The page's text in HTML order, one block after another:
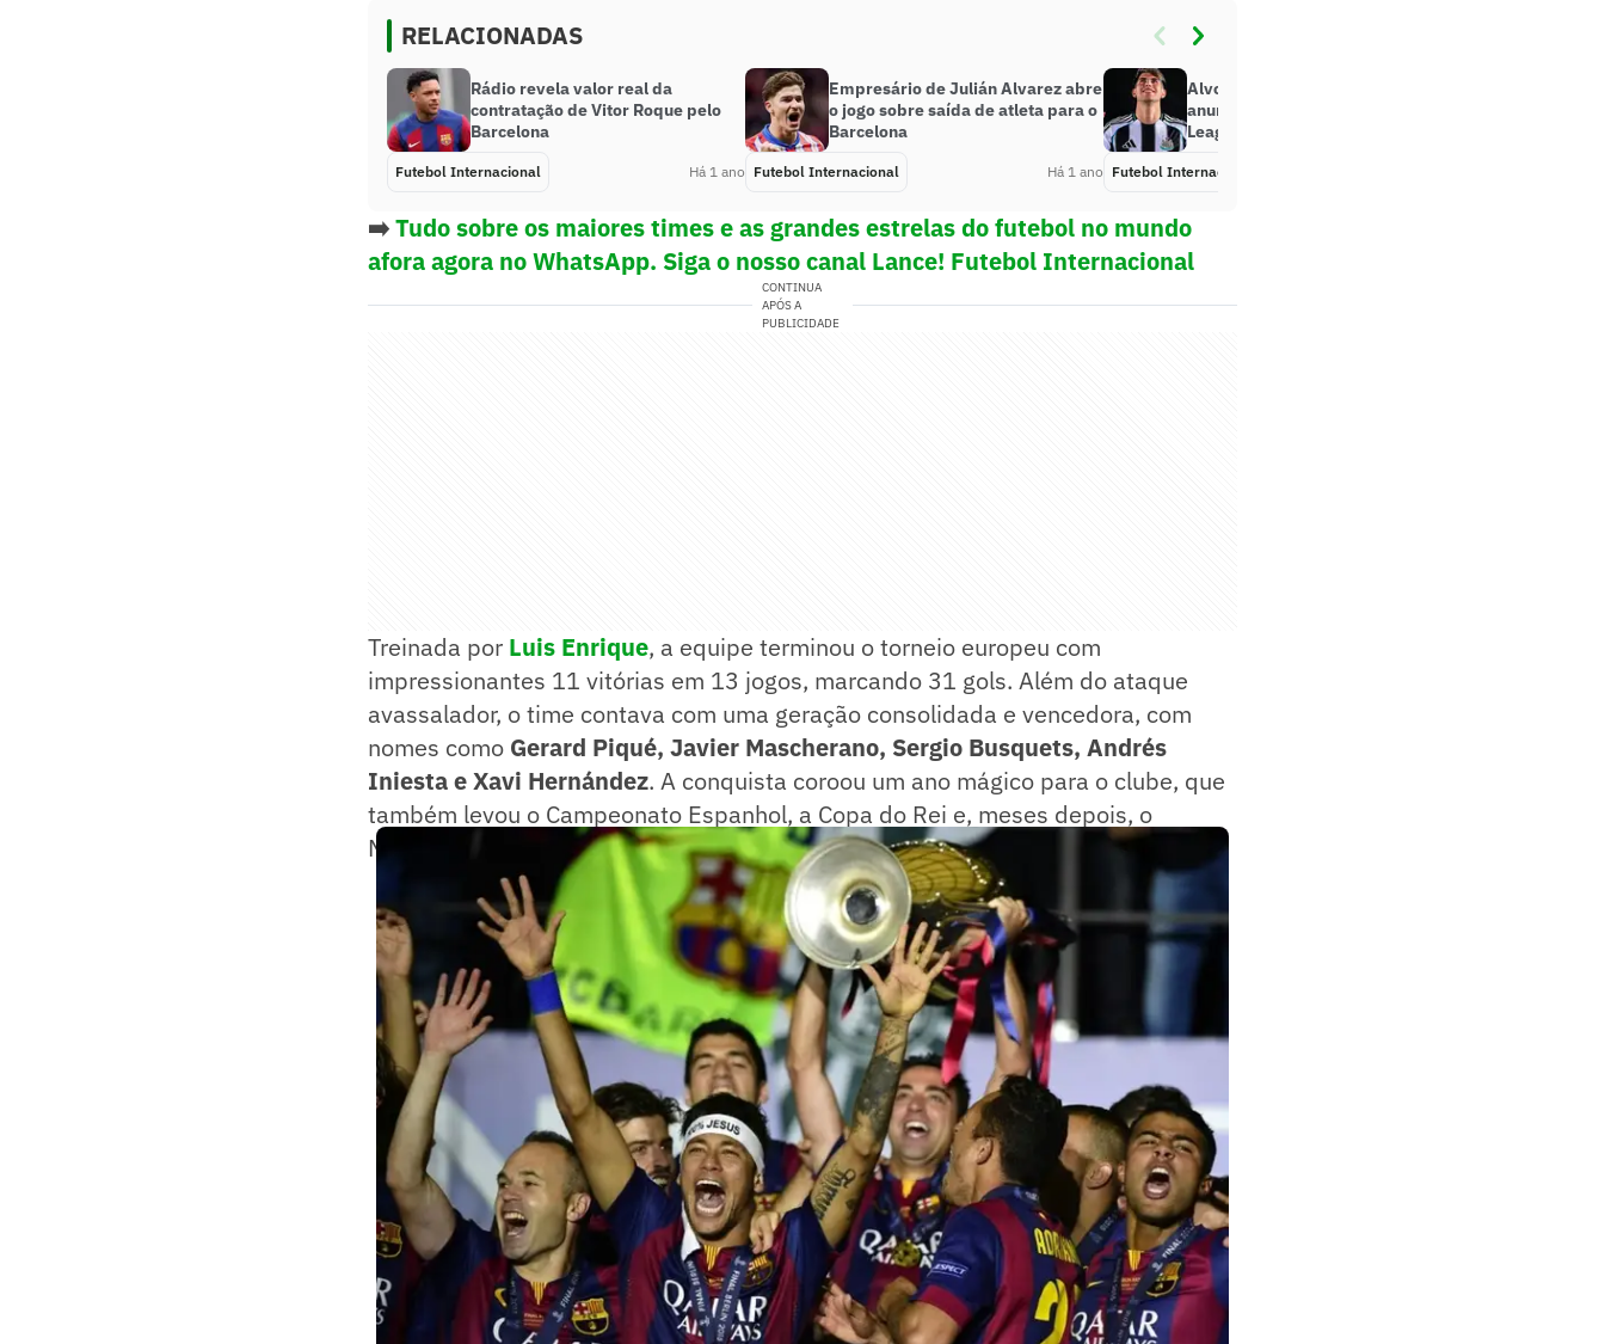
RELACIONADAS
Rádio revela valor real da
contratação de Vitor Roque pelo
Barcelona
Futebol Internacional Há 1 ano
Empresário de Julián Alvarez abre
o jogo sobre saída de atleta para o
Barcelona
Futebol Internacional Há 1 ano
Alvo de Real Madrid e Barcelona é
anunciado por clube da Premier
League
Futebol Internacional
➡️Tudo sobre os maiores times e as grandes estrelas do futebol no mundo
afora agora no WhatsApp. Siga o nosso canal Lance! Futebol Internacional
CONTINUA
APÓS A
PUBLICIDADE
Treinada por Luis Enrique, a equipe terminou o torneio europeu com
impressionantes 11 vitórias em 13 jogos, marcando 31 gols. Além do ataque
avassalador, o time contava com uma geração consolidada e vencedora, com
nomes como Gerard Piqué, Javier Mascherano, Sergio Busquets, Andrés
Iniesta e Xavi Hernández. A conquista coroou um ano mágico para o clube, que
também levou o Campeonato Espanhol, a Copa do Rei e, meses depois, o
Mundial de Clubes.